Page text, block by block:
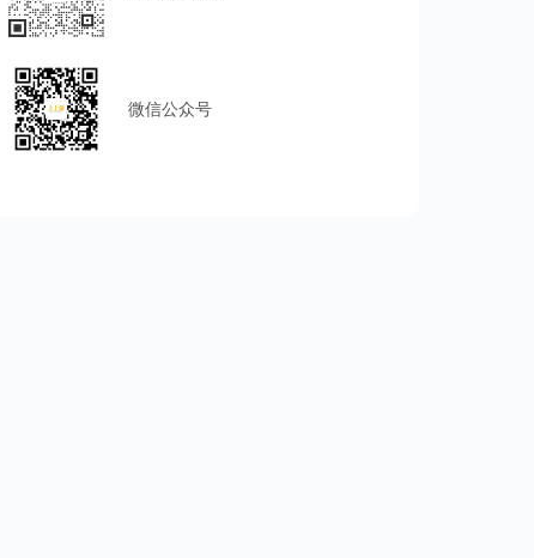
微信公众号